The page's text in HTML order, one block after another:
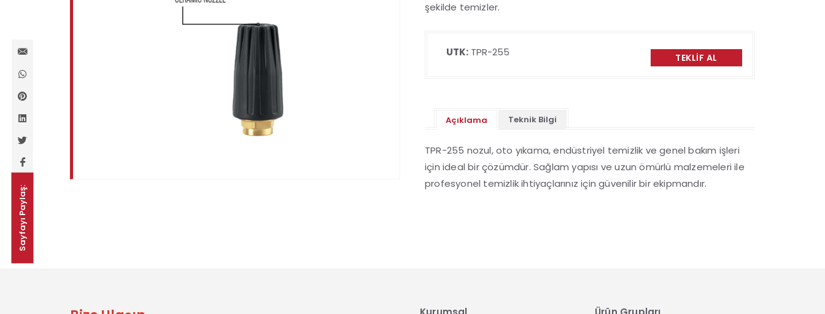
şekilde temizler.
UTK: TPR-255 TEKLIF AL
Açıklama Teknik Bilgi
TPR-255 nozul, oto yıkama, endüstriyel temizlik ve genel bakım işleri
için ideal bir çözümdür. Sağlam yapısı ve uzun ömürlü malzemeleri ile
profesyonel temizlik ihtiyaçlarınız için güvenilir bir ekipmandır.
Sayfayı Paylaş: